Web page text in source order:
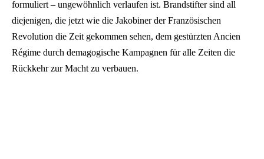
formuliert – ungewöhnlich verlaufen ist. Brandstifter sind all
diejenigen, die jetzt wie die Jakobiner der Französischen
Revolution die Zeit gekommen sehen, dem gestürzten Ancien
Régime durch demagogische Kampagnen für alle Zeiten die
Rückkehr zur Macht zu verbauen.